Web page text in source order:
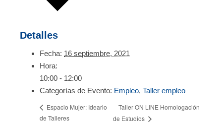
Detalles
Fecha: 16 septiembre, 2021
Hora:
10:00 - 12:00
Categorías de Evento: Empleo, Taller empleo
Espacio Mujer: Ideario
de Talleres
Taller ON LINE Homologación
de Estudios